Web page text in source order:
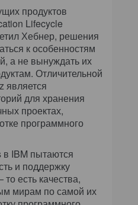
продуктов
Lifecycle
Хебнер, решения
к особенностям
а не вынуждать их
Отличительной
является
для хранения
проектах,
программного
IBM пытаются
и поддержку
есть качества,
мирам по самой их